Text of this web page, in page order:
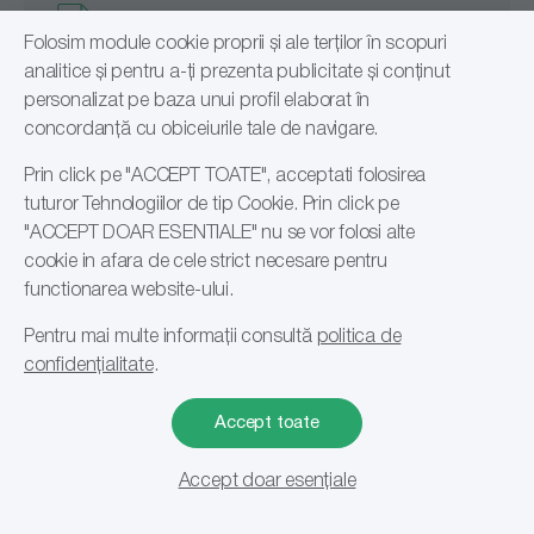
Filtrare si sortare
Fișe tehnice și de securitate
Declarații de conformitate
Arii de utilizare
Instituții medicale
Folosim module cookie proprii și ale terților în scopuri
analitice și pentru a-ți prezenta publicitate și conținut
personalizat pe baza unui profil elaborat în
concordanță cu obiceiurile tale de navigare.
Prin click pe "ACCEPT TOATE", acceptati folosirea
tuturor Tehnologiilor de tip Cookie. Prin click pe
"ACCEPT DOAR ESENTIALE" nu se vor folosi alte
cookie in afara de cele strict necesare pentru
functionarea website-ului.
Pentru mai multe informații consultă politica de
confidențialitate.
Accept toate
Accept doar esențiale